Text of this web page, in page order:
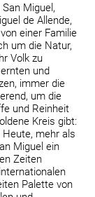
Miguel,
de Allende,
einer Familie
um die Natur,
Volk zu
und
immer die
um die
und Reinheit
Kreis gibt:
Heute, mehr als
Miguel ein
Zeiten
Palette von